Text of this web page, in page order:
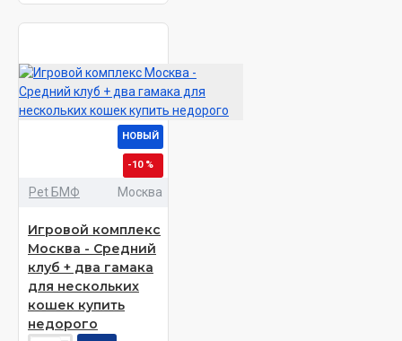
НОВЫЙ
-10 %
Pet БМФ Москва
Игровой комплекс
Москва - Средний
клуб + два гамака
для нескольких
кошек купить
недорого